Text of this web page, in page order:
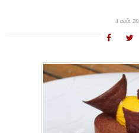
4 août